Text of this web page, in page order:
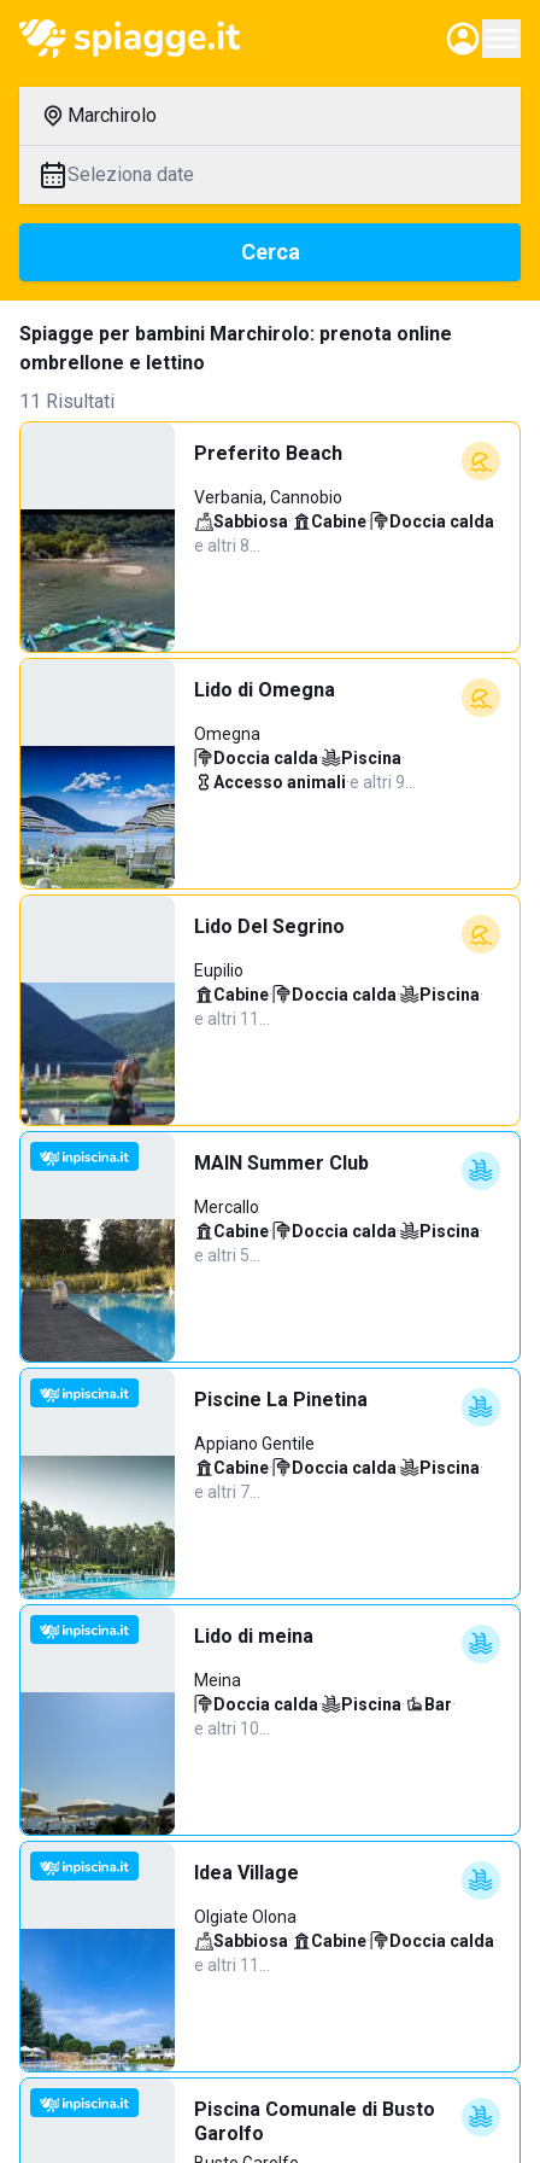
Marchirolo
Seleziona date
Cerca
Spiagge per bambini Marchirolo: prenota online
ombrellone e lettino
11 Risultati
Preferito Beach
Verbania, Cannobio
Sabbiosa· Cabine· Doccia calda·
e altri 8…
Lido di Omegna
Omegna
Doccia calda· Piscina·
Accesso animali·e altri 9…
Lido Del Segrino
Eupilio
Cabine· Doccia calda· Piscina·
e altri 11…
MAIN Summer Club
Mercallo
Cabine· Doccia calda· Piscina·
e altri 5…
Piscine La Pinetina
Appiano Gentile
Cabine· Doccia calda· Piscina·
e altri 7…
Lido di meina
Meina
Doccia calda· Piscina· Bar·
e altri 10…
Idea Village
Olgiate Olona
Sabbiosa· Cabine· Doccia calda·
e altri 11…
Piscina Comunale di Busto
Garolfo